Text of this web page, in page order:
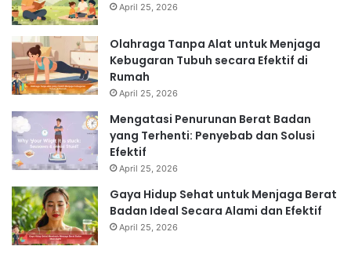
April 25, 2026
Olahraga Tanpa Alat untuk Menjaga
Kebugaran Tubuh secara Efektif di
Rumah
April 25, 2026
Mengatasi Penurunan Berat Badan
yang Terhenti: Penyebab dan Solusi
Efektif
April 25, 2026
Gaya Hidup Sehat untuk Menjaga Berat
Badan Ideal Secara Alami dan Efektif
April 25, 2026